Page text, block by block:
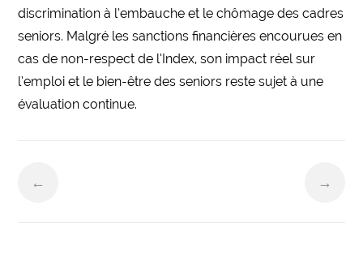
discrimination à l’embauche et le chômage des cadres
seniors. Malgré les sanctions financières encourues en
cas de non-respect de l’Index, son impact réel sur
l’emploi et le bien-être des seniors reste sujet à une
évaluation continue.
← →